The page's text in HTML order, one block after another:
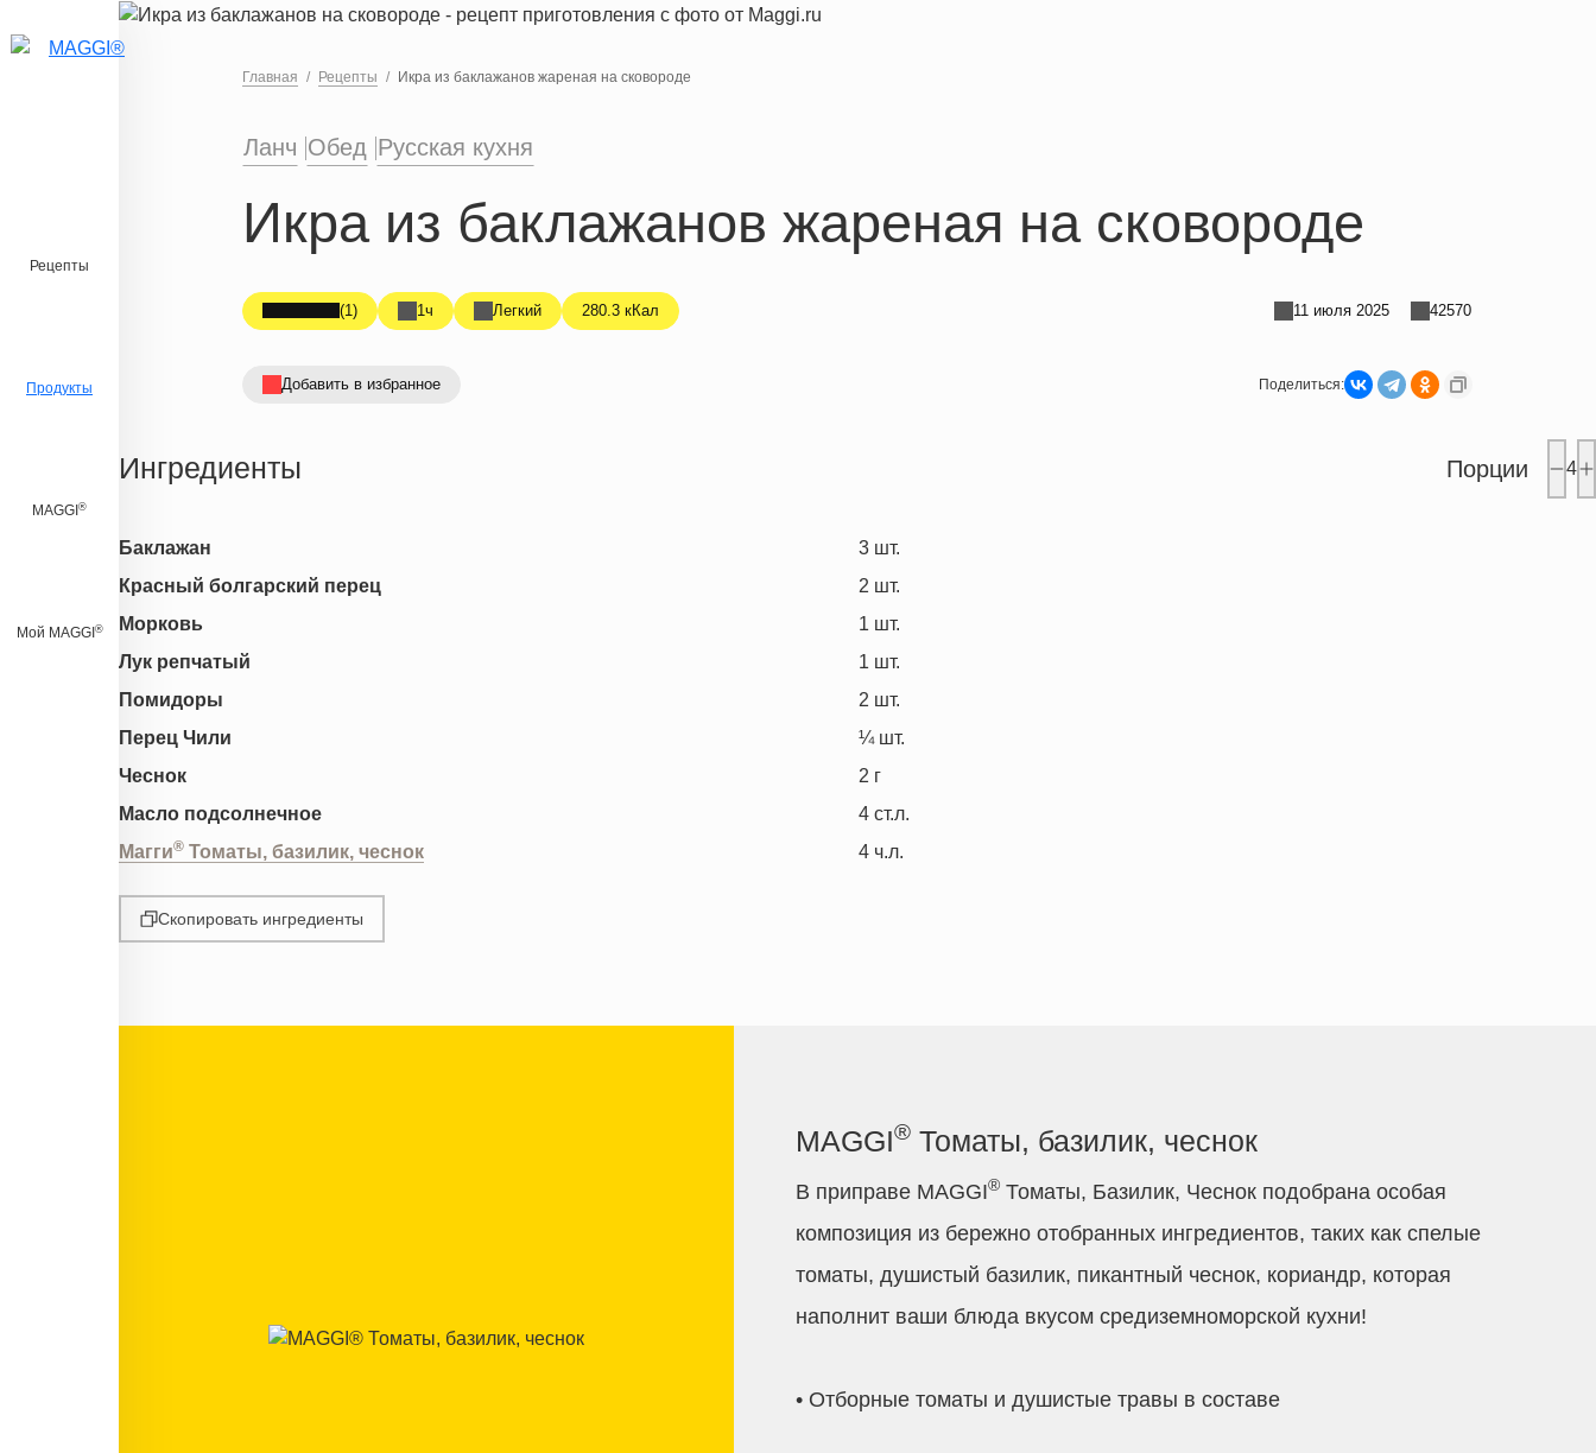
Перейти к основному содержанию
Рецепты
Продукты
MAGGI ®
Мой MAGGI ®
Главная Рецепты Икра из баклажанов жареная на сковороде
Ланч Обед Русская кухня
Икра из баклажанов жареная на сковороде
(1) 1ч Легкий 280.3 кКал 11 июля 2025 42570
Добавить в избранное Поделиться:
Ингредиенты Порции 4
Баклажан 3 шт.
Красный болгарский перец
2 шт.
Морковь
1 шт.
Лук репчатый
1 шт.
Помидоры
2 шт.
Перец Чили
¼ шт.
Чеснок
2 г
Масло подсолнечное
4 ст.л.
Магги® Томаты, базилик, чеснок 4 ч.л.
Скопировать ингредиенты
MAGGI® Томаты, базилик, чеснок
В приправе MAGGI® Томаты, Базилик, Чеснок подобрана особая
композиция из бережно отобранных ингредиентов, таких как спелые
томаты, душистый базилик, пикантный чеснок, кориандр, которая
наполнит ваши блюда вкусом средиземноморской кухни!
• Отборные томаты и душистые травы в составе